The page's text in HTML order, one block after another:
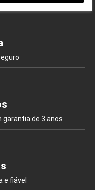
garantia de 3 anos
e fiável